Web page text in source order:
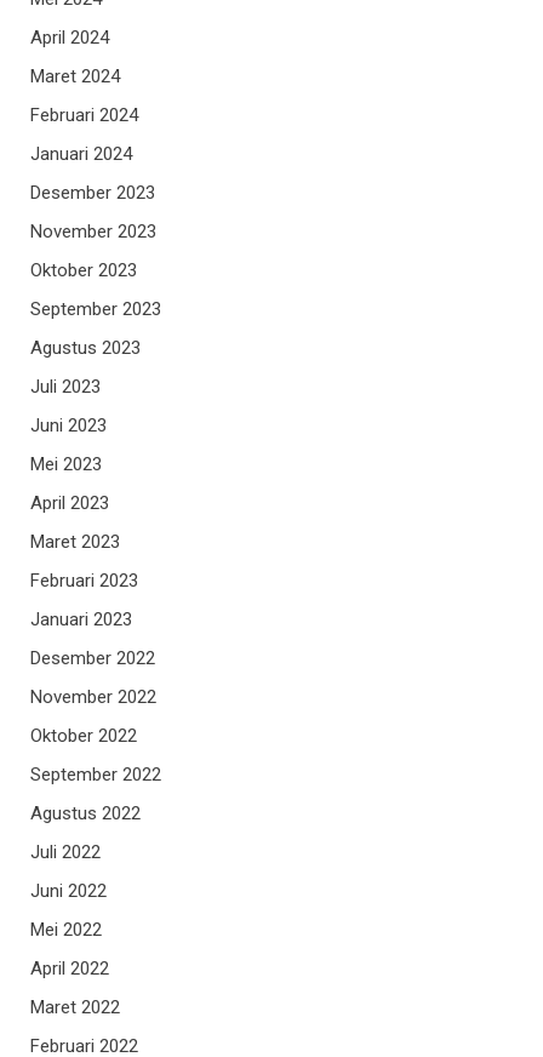
April 2024
Maret 2024
Februari 2024
Januari 2024
Desember 2023
November 2023
Oktober 2023
September 2023
Agustus 2023
Juli 2023
Juni 2023
Mei 2023
April 2023
Maret 2023
Februari 2023
Januari 2023
Desember 2022
November 2022
Oktober 2022
September 2022
Agustus 2022
Juli 2022
Juni 2022
Mei 2022
April 2022
Maret 2022
Februari 2022